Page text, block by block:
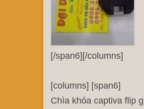
[/span6][/columns]
[columns] [span6]
Chìa khóa captiva flip